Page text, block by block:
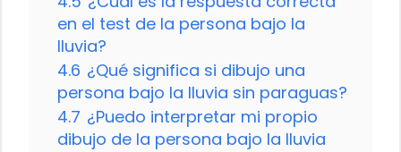
en el test de la persona bajo la
lluvia?
4.6 ¿Qué significa si dibujo una
persona bajo la lluvia sin paraguas?
4.7 ¿Puedo interpretar mi propio
dibujo de la persona bajo la lluvia